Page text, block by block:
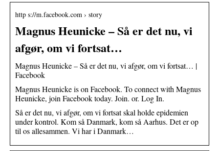
http s://m.facebook.com › story
Magnus Heunicke – Så er det nu, vi
afgør, om vi fortsat…
Magnus Heunicke – Så er det nu, vi afgør, om vi fortsat… |
Facebook
Magnus Heunicke is on Facebook. To connect with Magnus
Heunicke, join Facebook today. Join. or. Log In.
Så er det nu, vi afgør, om vi fortsat skal holde epidemien
under kontrol. Kom så Danmark, kom så Aarhus. Det er op
til os allesammen. Vi har i Danmark…